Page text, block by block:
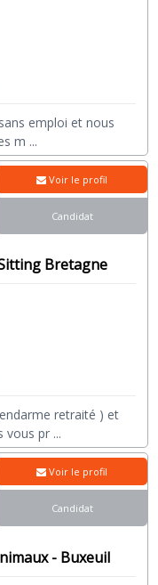
emploi et nous
m ...
Bretagne
retraité ) et
vous pr ...
Voir le profil
Candidat
- Buxeuil
Voir le profil
Candidat